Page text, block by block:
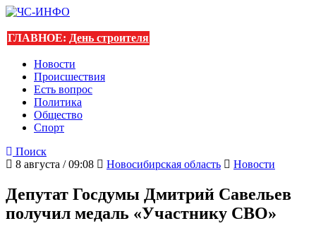
ГЛАВНОЕ: День строителя
Новости
Происшествия
Есть вопрос
Политика
Общество
Спорт
Поиск
8 августа / 09:08
Новосибирская область Новости
Депутат Госдумы Дмитрий Савельев
получил медаль «Участнику СВО»